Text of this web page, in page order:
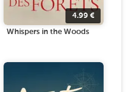
4.99 €
Whispers in the Woods